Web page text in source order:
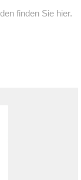
finden Sie hier.